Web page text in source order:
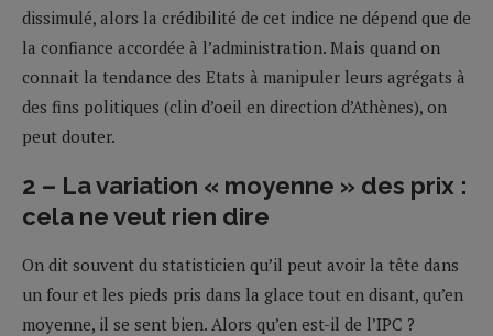
dissimulé, alors la crédibilité de cet indice ne dépend que de
la confiance accordée à l’administration. Mais quand on
connait la tendance des Etats à manipuler leurs agrégats à
des fins politiques (clin d’oeil en direction d’Athènes), on
peut douter.
2 – La variation « moyenne » des prix :
cela ne veut rien dire
On dit souvent du statisticien qu’il peut avoir la tête dans
un four et les pieds pris dans la glace tout en disant, qu’en
moyenne, il se sent bien. Alors qu’en est-il de l’IPC ?